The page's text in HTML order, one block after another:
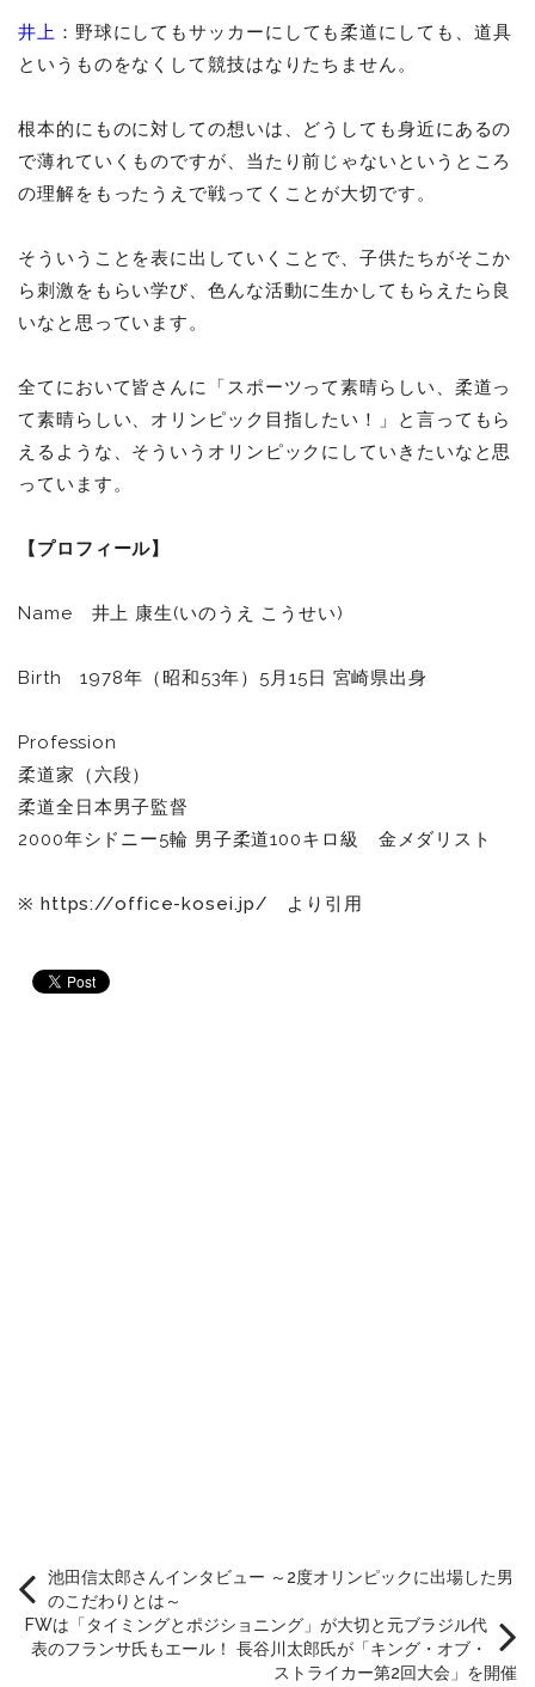
井上 ：野球にしてもサッカーにしても柔道にしても、道具
というものをなくして競技はなりたちません。
根本的にものに対しての想いは、どうしても身近にあるの
で薄れていくものですが、当たり前じゃないというところ
の理解をもったうえで戦ってくことが大切です。
そういうことを表に出していくことで、子供たちがそこか
ら刺激をもらい学び、色んな活動に生かしてもらえたら良
いなと思っています。
全てにおいて皆さんに「スポーツって素晴らしい、柔道っ
て素晴らしい、オリンピック目指したい！」と言ってもら
えるような、そういうオリンピックにしていきたいなと思
っています。
【プロフィール】
Name 井上 康生(いのうえ こうせい)
Birth 1978年（昭和53年）5月15日 宮崎県出身
Profession
柔道家（六段）
柔道全日本男子監督
2000年シドニー5輪 男子柔道100キロ級 金メダリスト
※ https://office-kosei.jp/ より引用
池田信太郎さんインタビュー ～2度オリンピックに出場した男
のこだわりとは～
FWは「タイミングとポジショニング」が大切と元ブラジル代
表のフランサ氏もエール！ 長谷川太郎氏が「キング・オブ・
ストライカー第2回大会」を開催